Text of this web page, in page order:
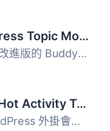
Buddypress Topic Mover
這是一個改進版的 BuddyPress 論壇主題移動外掛，由 twodeuce...
What's Hot Activity Tab for BuddyPress
這款 WordPress 外掛會在 BuddyPress 活動串流中新增一個「熱...